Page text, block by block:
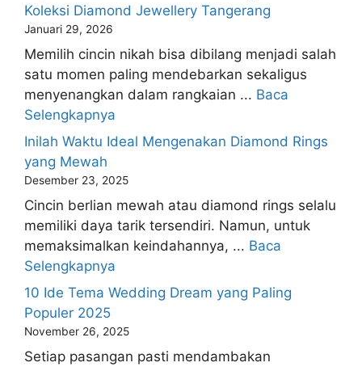
Koleksi Diamond Jewellery Tangerang
Januari 29, 2026
Memilih cincin nikah bisa dibilang menjadi salah
satu momen paling mendebarkan sekaligus
menyenangkan dalam rangkaian ... Baca
Selengkapnya
Inilah Waktu Ideal Mengenakan Diamond Rings
yang Mewah
Desember 23, 2025
Cincin berlian mewah atau diamond rings selalu
memiliki daya tarik tersendiri. Namun, untuk
memaksimalkan keindahannya, ... Baca
Selengkapnya
10 Ide Tema Wedding Dream yang Paling
Populer 2025
November 26, 2025
Setiap pasangan pasti mendambakan